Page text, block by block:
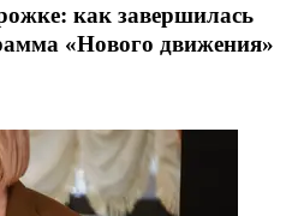
как завершилась
«Нового движения»